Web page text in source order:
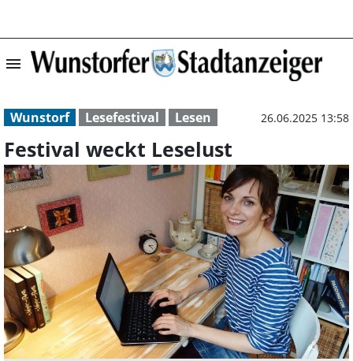
menu Festival weckt
Wunstorf Lesefestival Lesen 26.06.2025 13:58
Festival weckt Leselust